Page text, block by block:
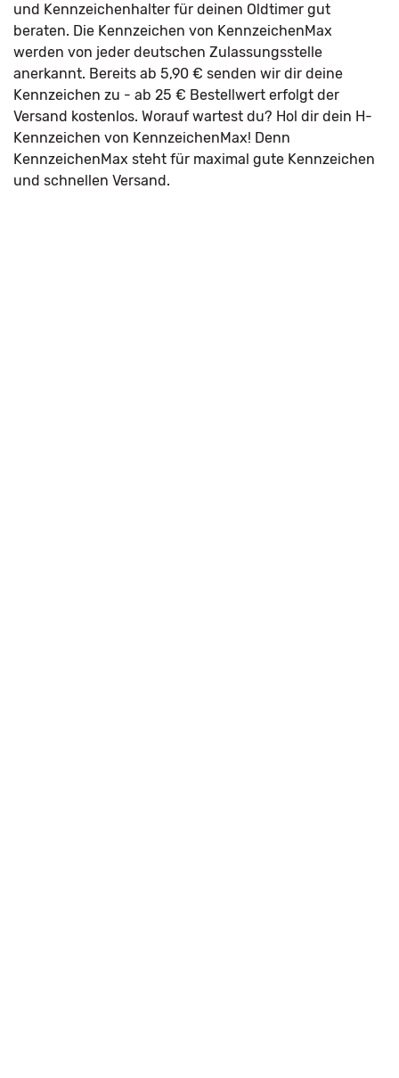
und Kennzeichenhalter für deinen Oldtimer gut
beraten. Die Kennzeichen von KennzeichenMax
werden von jeder deutschen Zulassungsstelle
anerkannt. Bereits ab 5,90 € senden wir dir deine
Kennzeichen zu - ab 25 € Bestellwert erfolgt der
Versand kostenlos. Worauf wartest du? Hol dir dein H-
Kennzeichen von KennzeichenMax! Denn
KennzeichenMax steht für maximal gute Kennzeichen
und schnellen Versand.